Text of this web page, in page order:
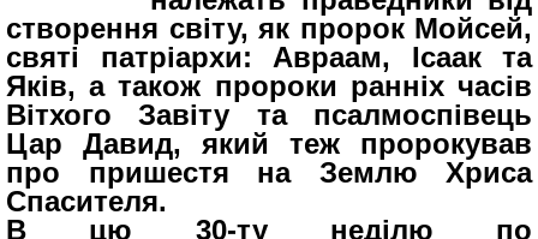
створення світу, як пророк Мойсей,
святі патріархи: Авраам, Ісаак та
Яків, а також пророки ранніх часів
Вітхого Завіту та псалмоспівець
Цар Давид, який теж пророкував
про пришестя на Землю Хриса
Спасителя.
В цю 30-ту неділю по